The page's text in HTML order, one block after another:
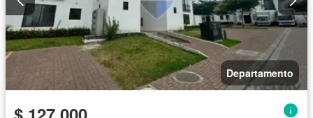
Departamento